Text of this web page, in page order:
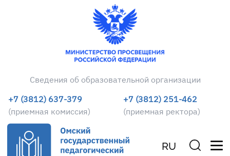
Сведения об образовательной организации
+7 (3812) 637-379
(приемная комиссия)
+7 (3812) 251-462
(приемная ректора)
RU